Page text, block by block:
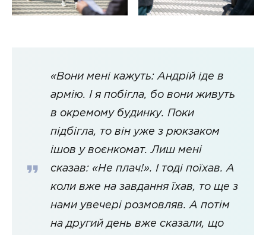
«Вони мені кажуть: Андрій іде в
армію. І я побігла, бо вони живуть
в окремому будинку. Поки
підбігла, то він уже з рюкзаком
ішов у воєнкомат. Лиш мені
сказав: «Не плач!». І тоді поїхав. А
коли вже на завдання їхав, то ще з
нами увечері розмовляв. А потім
на другий день вже сказали, що